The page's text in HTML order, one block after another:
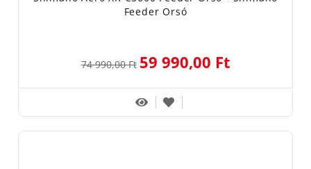
Feeder Orsó
74 990,00 Ft 59 990,00 Ft